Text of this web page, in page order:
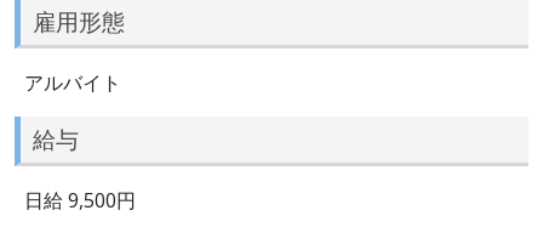
雇用形態
アルバイト
給与
日給 9,500円